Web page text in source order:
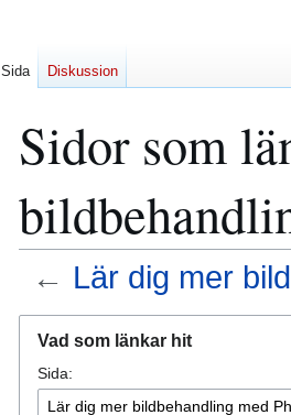
Sidor som
← Lär dig mer
navigering
sök
Vad som länkar hit
Sida:
Sida Diskussion